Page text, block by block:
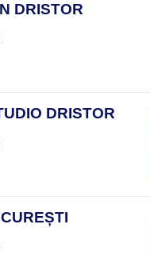
DRISTOR
DRISTOR